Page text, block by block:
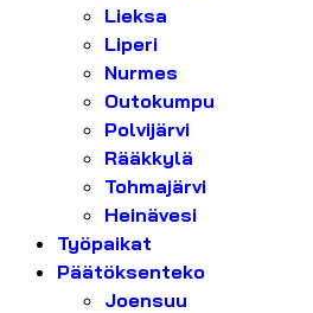
Lieksa
Liperi
Nurmes
Outokumpu
Polvijärvi
Rääkkylä
Tohmajärvi
Heinävesi
Työpaikat
Päätöksenteko
Joensuu